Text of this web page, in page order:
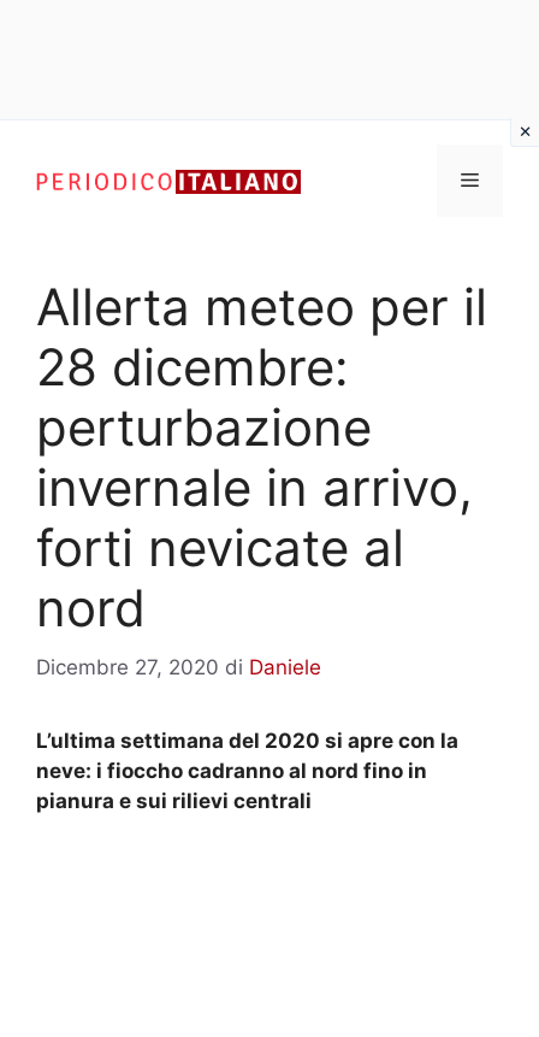
contenuto
Menu
Allerta meteo per il
28 dicembre:
perturbazione
invernale in arrivo,
forti nevicate al
nord
Dicembre 27, 2020 di Daniele
L’ultima settimana del 2020 si apre con la
neve: i fioccho cadranno al nord fino in
pianura e sui rilievi centrali